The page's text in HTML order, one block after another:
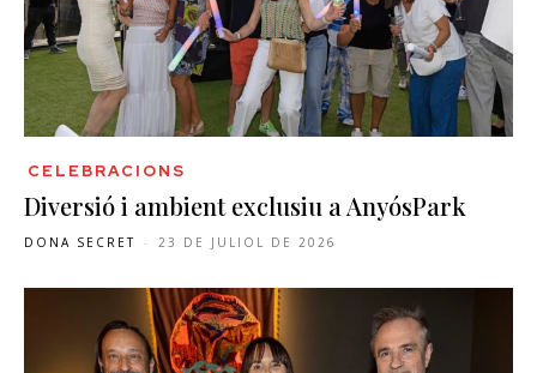
CELEBRACIONS
Diversió i ambient exclusiu a AnyósPark
DONA SECRET - 23 DE JULIOL DE 2026